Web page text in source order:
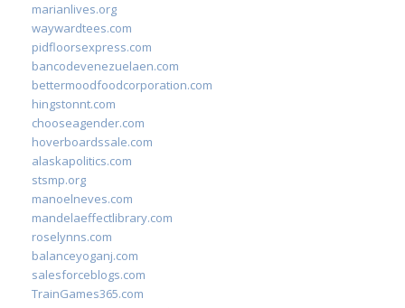
marianlives.org
waywardtees.com
pidfloorsexpress.com
bancodevenezuelaen.com
bettermoodfoodcorporation.com
hingstonnt.com
chooseagender.com
hoverboardssale.com
alaskapolitics.com
stsmp.org
manoelneves.com
mandelaeffectlibrary.com
roselynns.com
balanceyoganj.com
salesforceblogs.com
TrainGames365.com